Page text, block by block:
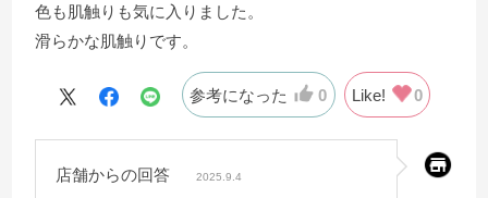
色も肌触りも気に入りました。
滑らかな肌触りです。
参考になった 0 Like! 0
店舗からの回答 2025.9.4